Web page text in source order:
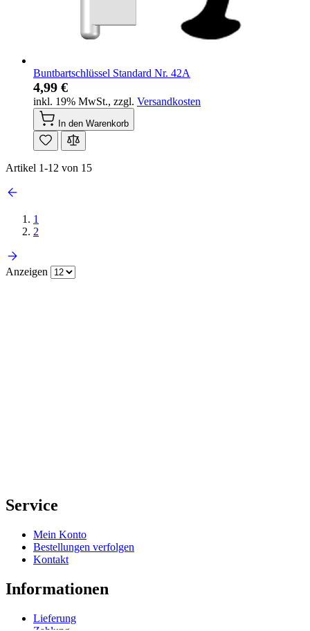
Buntbartschlüssel Standard Nr. 42A
4,99 €
inkl. 19% MwSt., zzgl. Versandkosten
In den Warenkorb
Artikel 1-12 von 15
1
2
Anzeigen
Service
Mein Konto
Bestellungen verfolgen
Kontakt
Informationen
Lieferung